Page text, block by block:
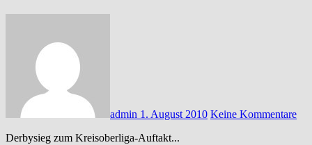
admin 1. August 2010 Keine Kommentare
Derbysieg zum Kreisoberliga-Auftakt...